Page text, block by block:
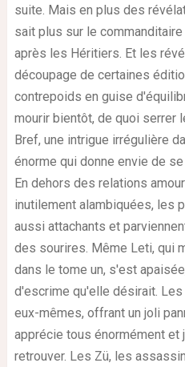
suite. Mais en plus des
sait plus sur le
après les Héritiers. Et les
découpage de certaines
contrepoids en guise
mourir bientôt, de quoi serrer
Bref, une intrigue irrégulière
énorme qui donne envie de
En dehors des relations
inutilement alambiquées, les
aussi attachants et
des sourires. Même Leti, qui
dans le tome un, s'est
d'escrime qu'elle désirait.
eux-mêmes, offrant un joli
apprécie tous énormément et
retrouver. Les Zü, les